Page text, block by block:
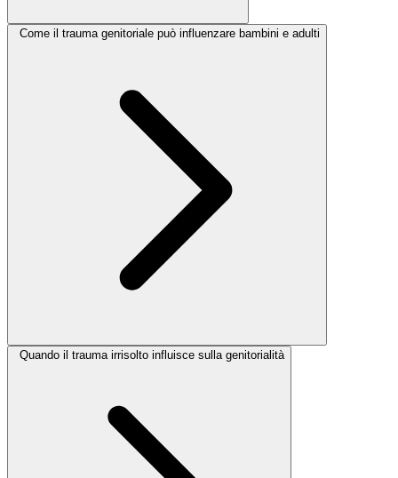
Come il trauma genitoriale può influenzare bambini e adulti
Quando il trauma irrisolto influisce sulla genitorialità